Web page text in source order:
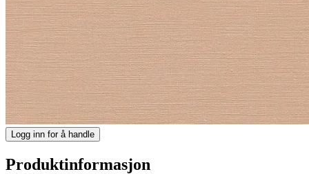
Logg inn for å handle
Produktinformasjon